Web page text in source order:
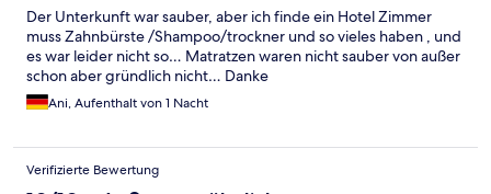
Der Unterkunft war sauber, aber ich finde ein Hotel Zimmer
muss Zahnbürste /Shampoo/trockner und so vieles haben , und
es war leider nicht so… Matratzen waren nicht sauber von außer
schon aber gründlich nicht… Danke
Ani, Aufenthalt von 1 Nacht
Verifizierte Bewertung